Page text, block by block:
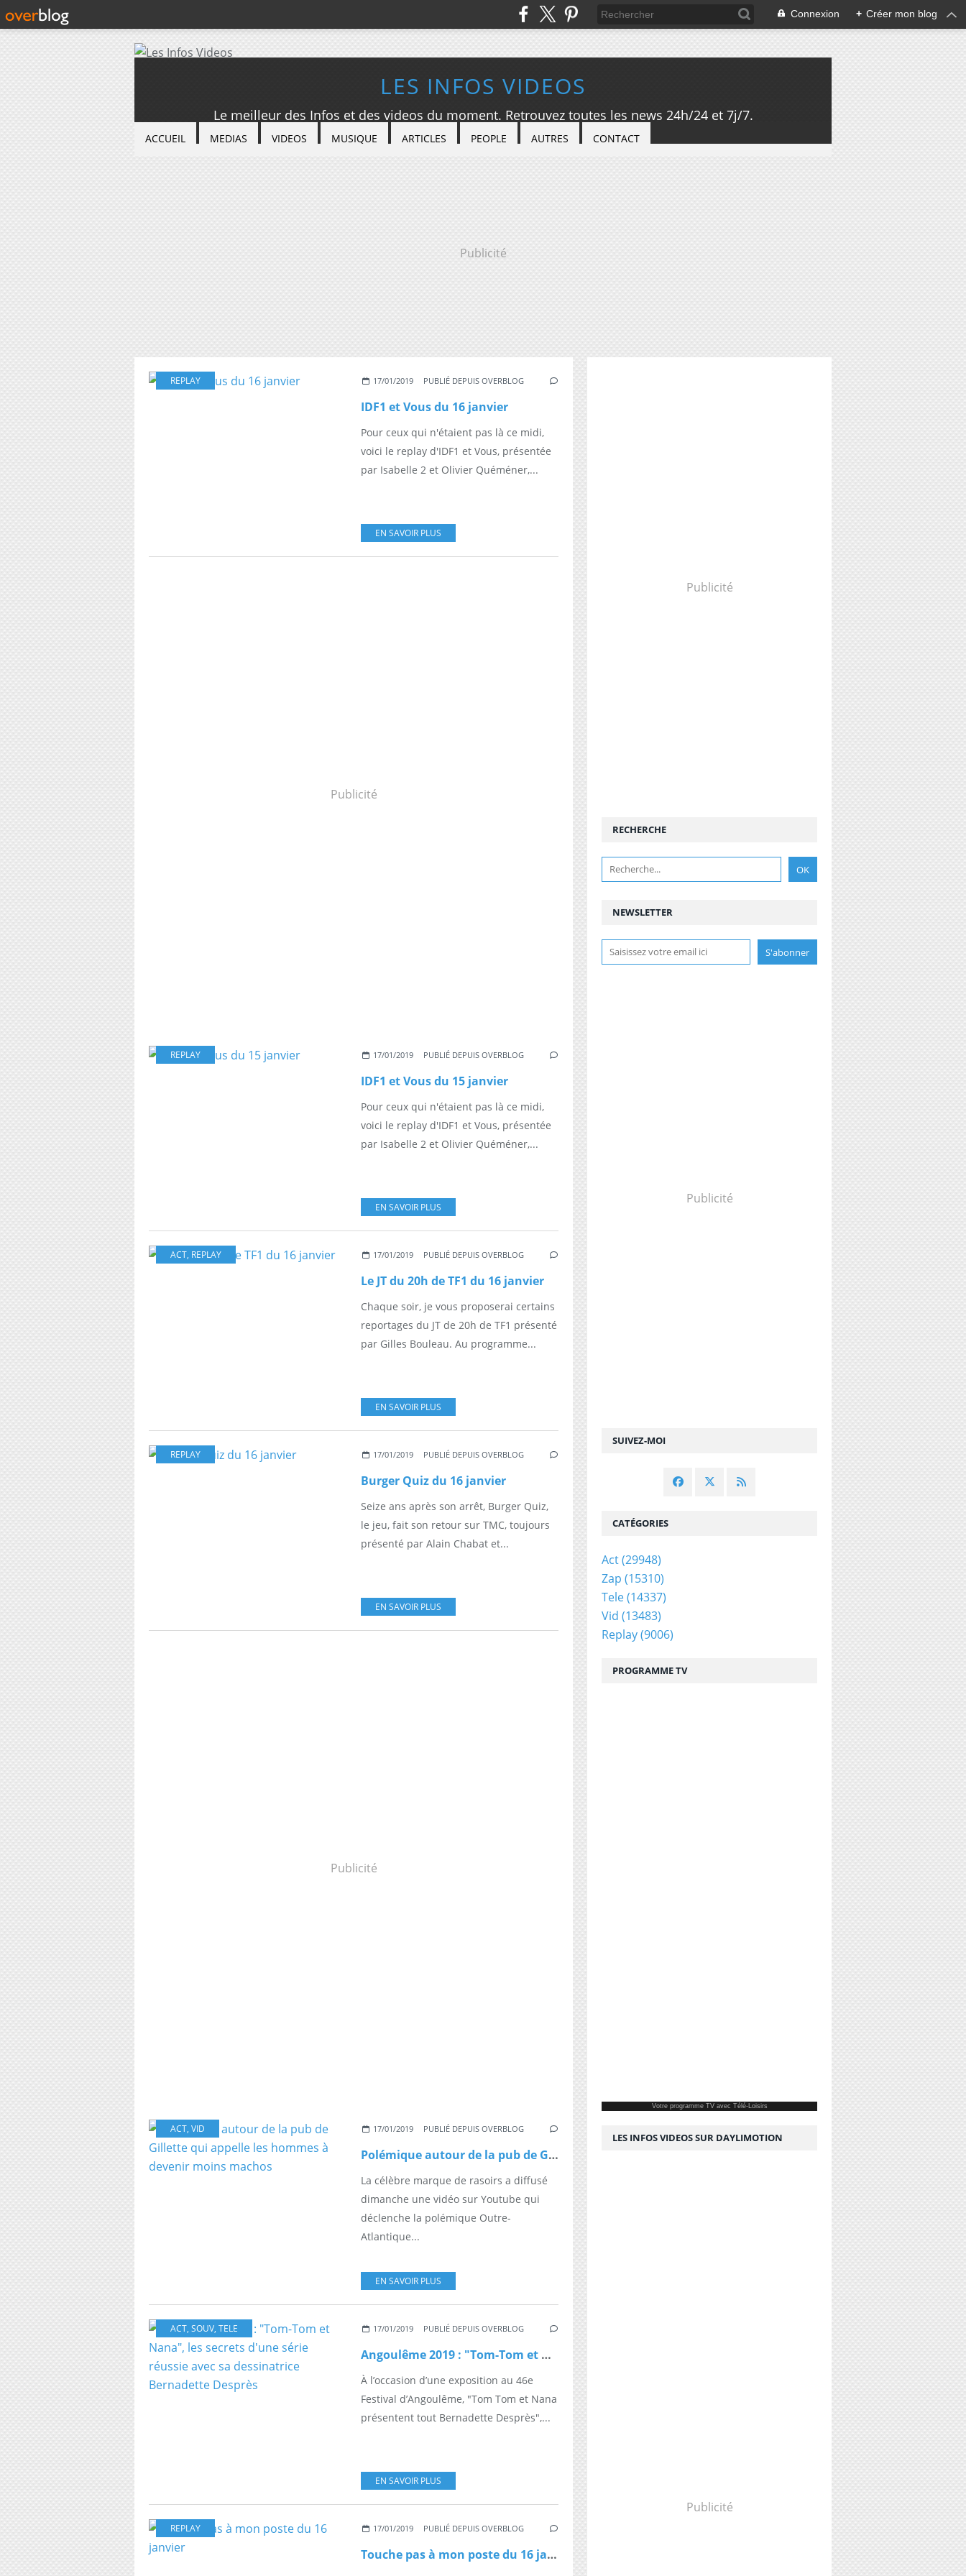
Connexion + Créer mon blog
LES INFOS VIDEOS
Le meilleur des Infos et des videos du moment. Retrouvez toutes les news 24h/24 et 7j/7.
ACCUEIL MEDIAS VIDEOS MUSIQUE ARTICLES PEOPLE AUTRES CONTACT
Publicité
REPLAY 17/01/2019 PUBLIÉ DEPUIS OVERBLOG
IDF1 et Vous du 16 janvier
Pour ceux qui n'étaient pas là ce midi,
voici le replay d'IDF1 et Vous, présentée
par Isabelle 2 et Olivier Quéméner,...
EN SAVOIR PLUS
Publicité
REPLAY 17/01/2019 PUBLIÉ DEPUIS OVERBLOG
IDF1 et Vous du 15 janvier
Pour ceux qui n'étaient pas là ce midi,
voici le replay d'IDF1 et Vous, présentée
par Isabelle 2 et Olivier Quéméner,...
EN SAVOIR PLUS
ACT, REPLAY 17/01/2019 PUBLIÉ DEPUIS OVERBLOG
Le JT du 20h de TF1 du 16 janvier
Chaque soir, je vous proposerai certains
reportages du JT de 20h de TF1 présenté
par Gilles Bouleau. Au programme...
EN SAVOIR PLUS
REPLAY 17/01/2019 PUBLIÉ DEPUIS OVERBLOG
Burger Quiz du 16 janvier
Seize ans après son arrêt, Burger Quiz,
le jeu, fait son retour sur TMC, toujours
présenté par Alain Chabat et...
EN SAVOIR PLUS
Publicité
ACT, VID 17/01/2019 PUBLIÉ DEPUIS OVERBLOG
Polémique autour de la pub de Gillette qui appelle les hommes à devenir moins machos
La célèbre marque de rasoirs a diffusé
dimanche une vidéo sur Youtube qui
déclenche la polémique Outre-
Atlantique...
EN SAVOIR PLUS
ACT, SOUV, TELE 17/01/2019 PUBLIÉ DEPUIS OVERBLOG
Angoulême 2019 : "Tom-Tom et Nana", les secrets d'une série réussie avec sa dessinatrice Bernadette Desprès
À l’occasion d’une exposition au 46e
Festival d’Angoulême, "Tom Tom et Nana
présentent tout Bernadette Desprès",...
EN SAVOIR PLUS
REPLAY 17/01/2019 PUBLIÉ DEPUIS OVERBLOG
Touche pas à mon poste du 16 janvier
Publicité
NEWSLETTER
SUIVEZ-MOI
RECHERCHE
Publicité
CATÉGORIES
Act(29948)
Zap (15310)
Tele(14337)
Vid (13483)
Replay(9006)
PROGRAMME TV
Votre programme TVavec Télé-Loisirs
LES INFOS VIDEOS SUR DAYLIMOTION
Publicité